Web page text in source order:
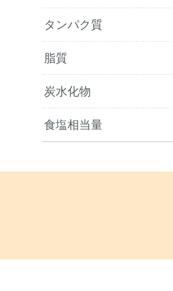
タンパク質
脂質
炭水化物
食塩相当量